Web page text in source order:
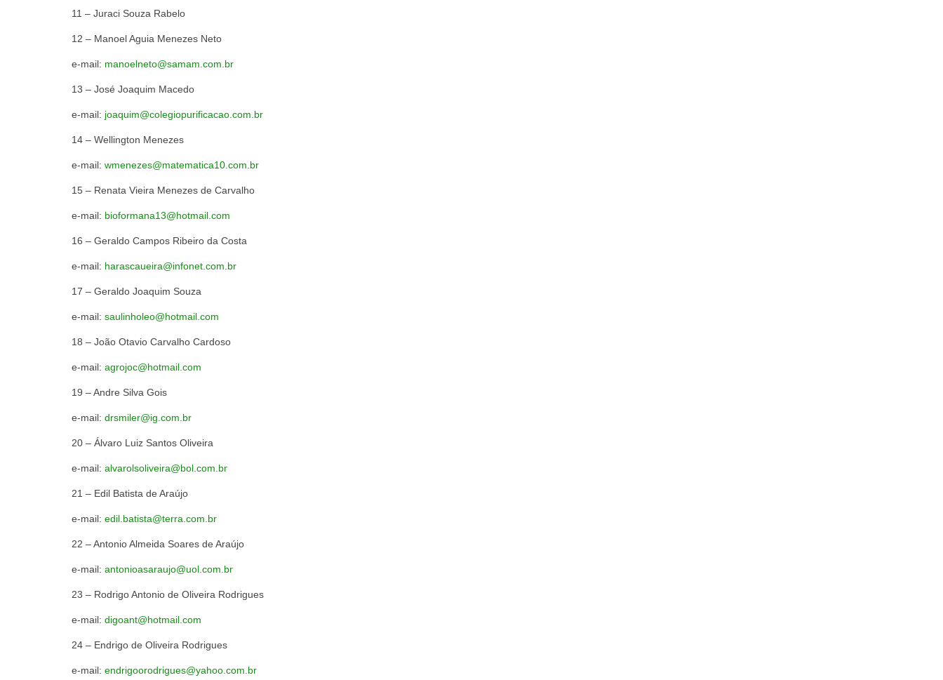
11 – Juraci Souza Rabelo
12 – Manoel Aguia Menezes Neto
e-mail: manoelneto@samam.com.br
13 – José Joaquim Macedo
e-mail: joaquim@colegiopurificacao.com.br
14 – Wellington Menezes
e-mail: wmenezes@matematica10.com.br
15 – Renata Vieira Menezes de Carvalho
e-mail: bioformana13@hotmail.com
16 – Geraldo Campos Ribeiro da Costa
e-mail: harascaueira@infonet.com.br
17 – Geraldo Joaquim Souza
e-mail: saulinholeo@hotmail.com
18 – João Otavio Carvalho Cardoso
e-mail: agrojoc@hotmail.com
19 – Andre Silva Gois
e-mail: drsmiler@ig.com.br
20 – Álvaro Luiz Santos Oliveira
e-mail: alvarolsoliveira@bol.com.br
21 – Edil Batista de Araújo
e-mail: edil.batista@terra.com.br
22 – Antonio Almeida Soares de Araújo
e-mail: antonioasaraujo@uol.com.br
23 – Rodrigo Antonio de Oliveira Rodrigues
e-mail: digoant@hotmail.com
24 – Endrigo de Oliveira Rodrigues
e-mail: endrigoorodrigues@yahoo.com.br